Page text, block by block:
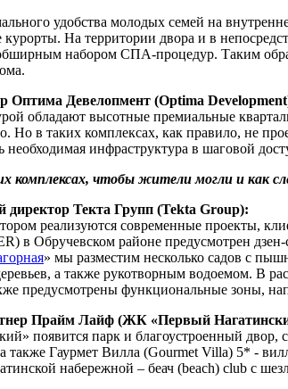
удобства молодых семей на
На территории двора и в
набором СПА-процедур. Таким
Оптима Девелопмент (Optima
обладают высотные премиальные
Но в таких комплексах, как правило, не
инфраструктура в шаговой
комплексах, чтобы жители могли и как
директор Текта Групп (Tekta Group):
реализуются современные проекты,
в Обручевском районе предусмотрен
» мы разместим несколько садов с
а также рукотворным водоемом. В
предусмотрены функциональные зоны,
Прайм Лайф (ЖК «Первый
появится парк и благоустроенный
также Гаурмет Вилла (Gourmet Villa) 5* -
набережной – беач (beach) сlub c